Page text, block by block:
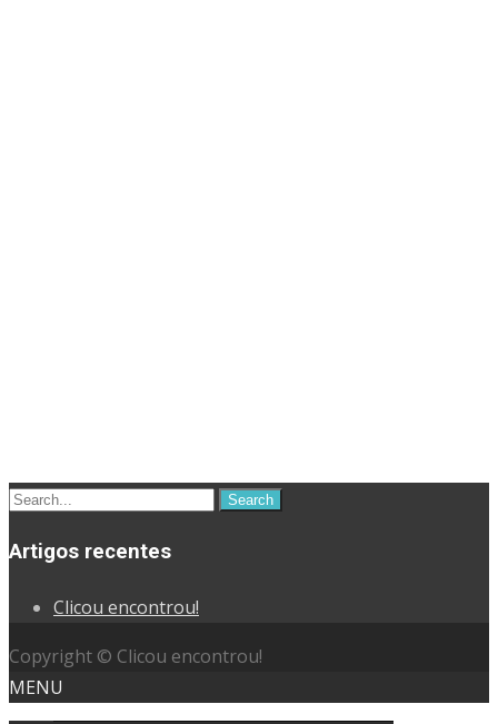
Search
Artigos recentes
Clicou encontrou!
Copyright © Clicou encontrou!
MENU